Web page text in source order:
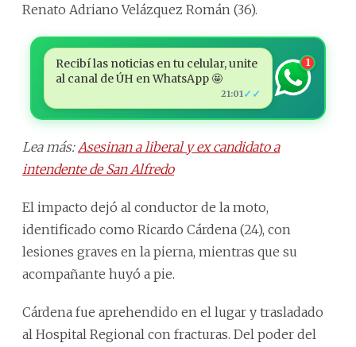
Renato Adriano Velázquez Román (36).
Recibí las noticias en tu celular, unite
al canal de ÚH en WhatsApp 🤩
21:01 ✓✓
1
Lea más: Asesinan a liberal y ex candidato a
intendente de San Alfredo
El impacto dejó al conductor de la moto,
identificado como Ricardo Cárdena (24), con
lesiones graves en la pierna, mientras que su
acompañante huyó a pie.
Cárdena fue aprehendido en el lugar y trasladado
al Hospital Regional con fracturas. Del poder del